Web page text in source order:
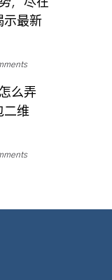
，尽在
示最新
么弄
二维